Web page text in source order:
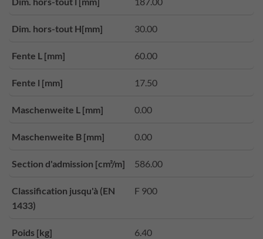
Dim. hors-tout H[mm] 30.00
Fente L [mm] 60.00
Fente l [mm] 17.50
Maschenweite L [mm] 0.00
Maschenweite B [mm] 0.00
Section d'admission [cm²/m] 586.00
Classification jusqu'à (EN
1433)
F 900
Poids [kg] 6.40